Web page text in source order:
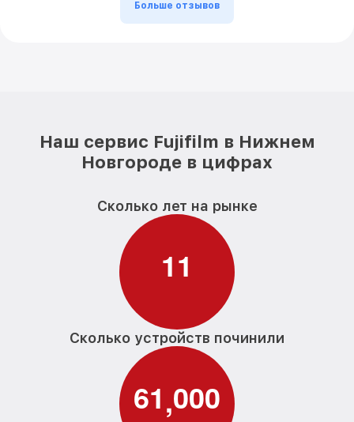
Больше отзывов
Наш сервис Fujifilm в Нижнем
Новгороде в цифрах
Сколько лет на рынке
11
Сколько устройств починили
61,000